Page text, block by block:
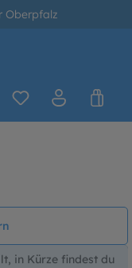
Oberpfalz
in Kürze findest du